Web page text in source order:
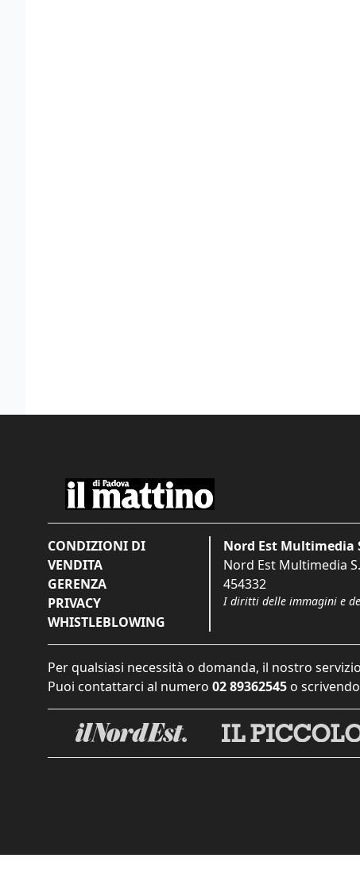
CONDIZIONI DI
VENDITA
GERENZA
PRIVACY
WHISTLEBLOWING
Nord Est Multimedia
Nord Est Multimedia
454332
I diritti delle immagini e
Per qualsiasi necessità o domanda, il nostro
Puoi contattarci al numero 02 89362545 o